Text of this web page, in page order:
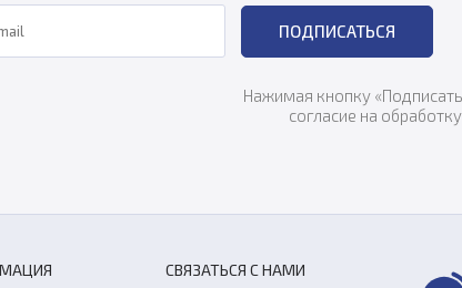
ПОДПИСАТЬСЯ
Нажимая кнопку
согласие на обработку
СВЯЗАТЬСЯ С НАМИ